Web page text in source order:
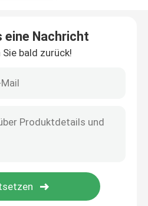
eine Nachricht
bald zurück!